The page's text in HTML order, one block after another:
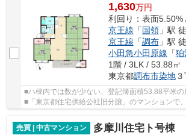
1,630万円
利回り：表面5.50%
京王線 「国領」駅
京王線 「調布」駅
小田急小田原線 「狛
1階 / 3LK / 53.88㎡
東京都調布市染地３
■ハ棟内では数が少ない、登記簿面積53.88平米の
■「東京都住宅供給公社旧分譲」のマンションで
売買 | 中古マンション
多摩川住宅ト号棟